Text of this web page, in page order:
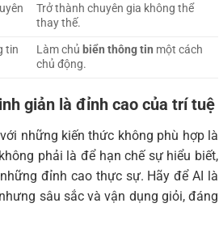
Trở thành chuyên gia không thể
thay thế.
tin
Làm chủ biển thông tin một cách
chủ động.
giản là đỉnh cao của trí tuệ
những kiến thức không phù hợp là
phải là để hạn chế sự hiểu biết,
đỉnh cao thực sự. Hãy để AI là
sâu sắc và vận dụng giỏi, đáng